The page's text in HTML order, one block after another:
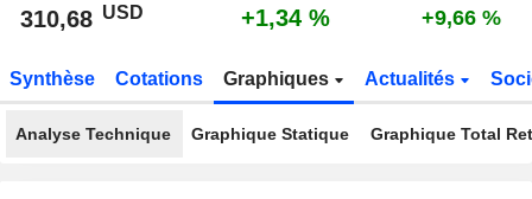
310,68 USD +1,34 % +9,66 %
Synthèse Cotations Graphiques Actualités
Analyse Technique Graphique Statique Graphique Total